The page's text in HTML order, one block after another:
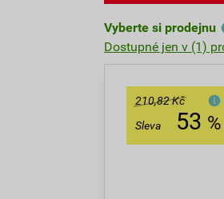
Vyberte si prodejnu
Dostupné jen v (1)
210,82 Kč
Sleva
53 %